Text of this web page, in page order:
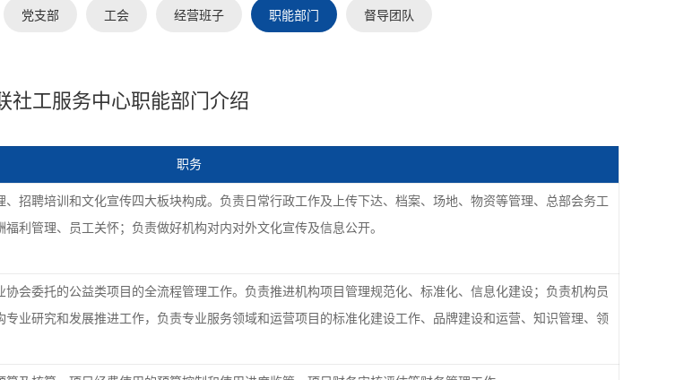
党支部 工会 经营班子 职能部门 督导团队
社工服务中心职能部门介绍
职务
招聘培训和文化宣传四大板块构成。负责日常行政工作及上传下达、档案、场地、物资等管理、总部会务工
利管理、员工关怀；负责做好机构对内对外文化宣传及信息公开。
会委托的公益类项目的全流程管理工作。负责推进机构项目管理规范化、标准化、信息化建设；负责机构员
业研究和发展推进工作，负责专业服务领域和运营项目的标准化建设工作、品牌建设和运营、知识管理、领